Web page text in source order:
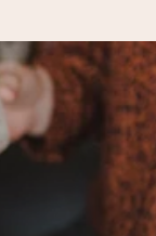
und schicken es
Zeitpunkt